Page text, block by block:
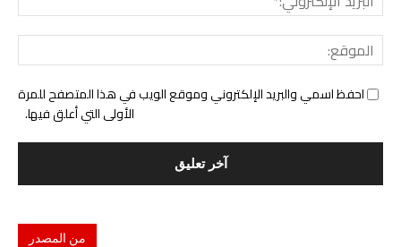
احفظ اسمي والبريد الإلكتروني وموقع الويب في هذا المتصفح للمرة
الأولى التي أعلق فيها.
من المصدر